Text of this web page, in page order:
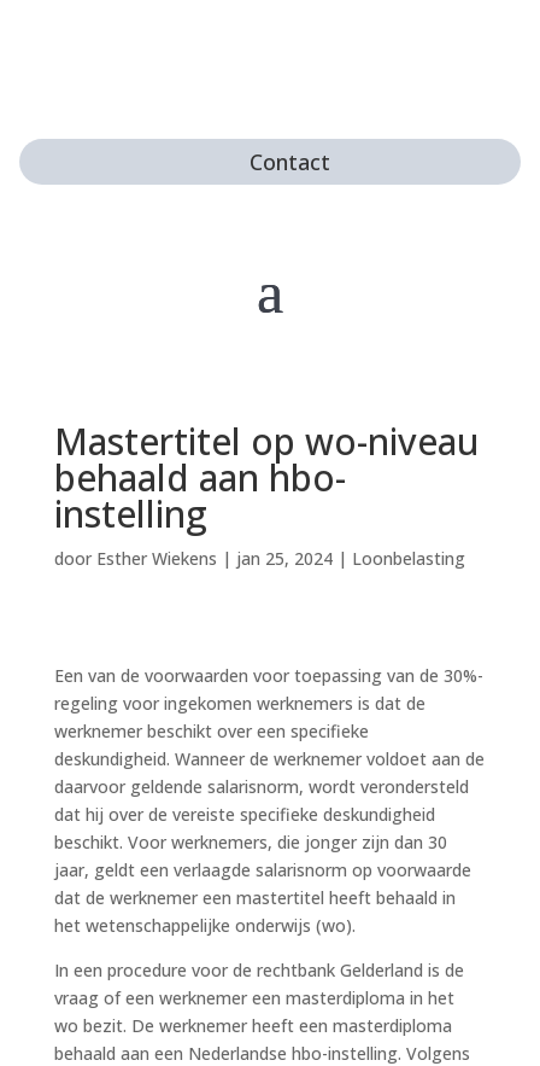
Contact
Mastertitel op wo-niveau
behaald aan hbo-
instelling
door Esther Wiekens | jan 25, 2024| Loonbelasting
Een van de voorwaarden voor toepassing van de 30%-
regeling voor ingekomen werknemers is dat de
werknemer beschikt over een specifieke
deskundigheid. Wanneer de werknemer voldoet aan de
daarvoor geldende salarisnorm, wordt verondersteld
dat hij over de vereiste specifieke deskundigheid
beschikt. Voor werknemers, die jonger zijn dan 30
jaar, geldt een verlaagde salarisnorm op voorwaarde
dat de werknemer een mastertitel heeft behaald in
het wetenschappelijke onderwijs (wo).
In een procedure voor de rechtbank Gelderland is de
vraag of een werknemer een masterdiploma in het
wo bezit. De werknemer heeft een masterdiploma
behaald aan een Nederlandse hbo-instelling. Volgens